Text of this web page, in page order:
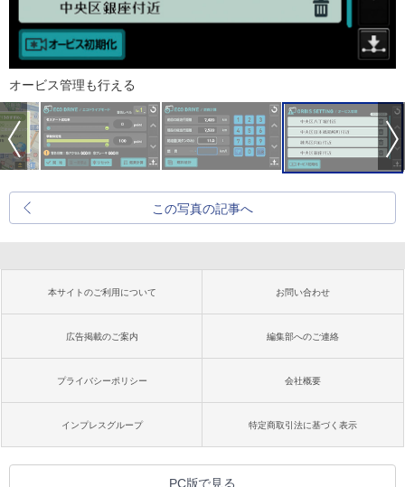
オービス管理も行える
この写真の記事へ
本サイトのご利用について お問い合わせ
広告掲載のご案内 編集部へのご連絡
プライバシーポリシー 会社概要
インプレスグループ 特定商取引法に基づく表示
PC版で見る